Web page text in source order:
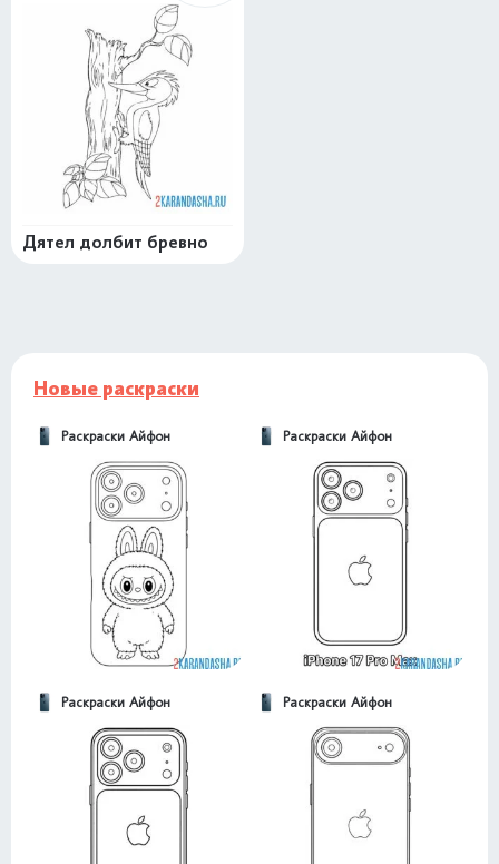
Дятел долбит бревно
Новые раскраски
Раскраски Айфон Раскраски Айфон
Раскраски Айфон Раскраски Айфон